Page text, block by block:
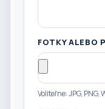
FOTKY ALEBO
Voliteľne: JPG, PNG,